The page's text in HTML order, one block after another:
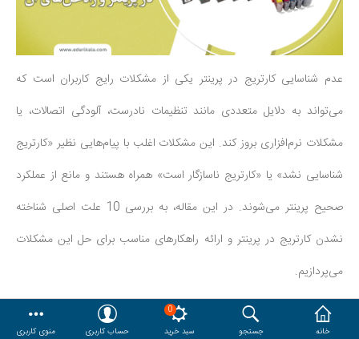
هدایا و ست مدیریتی
وایت برد و تابلو اعلانات
دسترسی کاربری حساب کاربری
خانه جستجو
0
سبد خرید
حساب کاربری منوی کاربری
عدم شناسایی کارتریج در پرینتر یکی از مشکلات رایج کاربران است که
می‌تواند به دلایل متعددی مانند تنظیمات نادرست، آلودگی اتصالات، یا
مشکلات نرم‌افزاری بروز کند. این مشکلات اغلب با پیام‌هایی نظیر «کارتریج
شناسایی نشد» یا «کارتریج ناسازگار است» همراه هستند و مانع از عملکرد
صحیح پرینتر می‌شوند. در این مقاله، به بررسی 10 علت اصلی شناخته
نشدن کارتریج در پرینتر و ارائه راهکارهای مناسب برای حل این مشکلات
می‌پردازیم.
10 علت شناخته نشدن کارتریج در پرینتر